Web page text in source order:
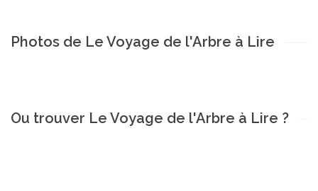
Photos de Le Voyage de l'Arbre à Lire
Ou trouver Le Voyage de l'Arbre à Lire ?